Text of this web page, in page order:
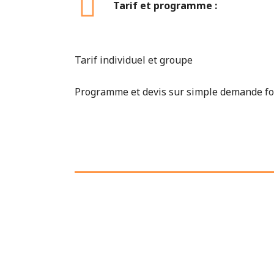
Tarif et programme :
Tarif individuel et groupe
Programme et devis sur simple demande